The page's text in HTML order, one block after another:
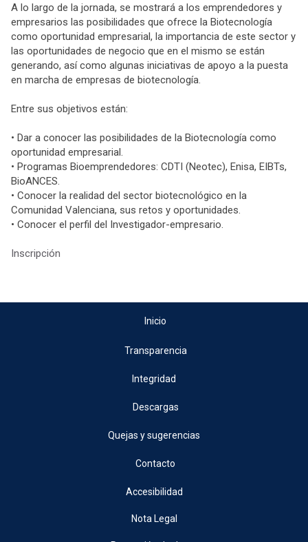
A lo largo de la jornada, se mostrará a los emprendedores y
empresarios las posibilidades que ofrece la Biotecnología
como oportunidad empresarial, la importancia de este sector y
las oportunidades de negocio que en el mismo se están
generando, así como algunas iniciativas de apoyo a la puesta
en marcha de empresas de biotecnología.
Entre sus objetivos están:
• Dar a conocer las posibilidades de la Biotecnología como
oportunidad empresarial.
• Programas Bioemprendedores: CDTI (Neotec), Enisa, EIBTs,
BioANCES.
• Conocer la realidad del sector biotecnológico en la
Comunidad Valenciana, sus retos y oportunidades.
• Conocer el perfil del Investigador-empresario.
Inscripción
Inicio
Transparencia
Integridad
Descargas
Quejas y sugerencias
Contacto
Accesibilidad
Nota Legal